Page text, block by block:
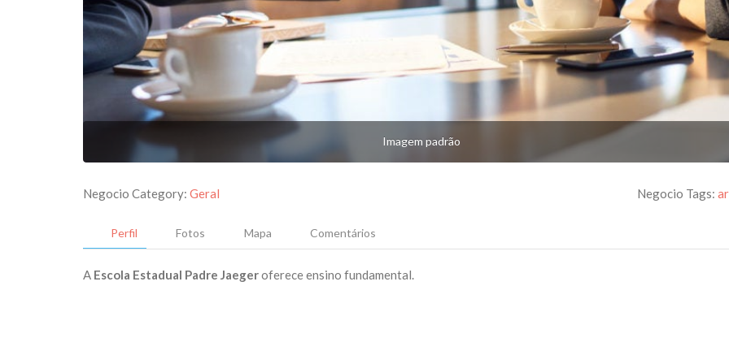
Imagem padrão
Negocio Category: Geral Negocio Tags:
Perfil Fotos Mapa Comentários
A Escola Estadual Padre Jaegeroferece ensino fundamental.